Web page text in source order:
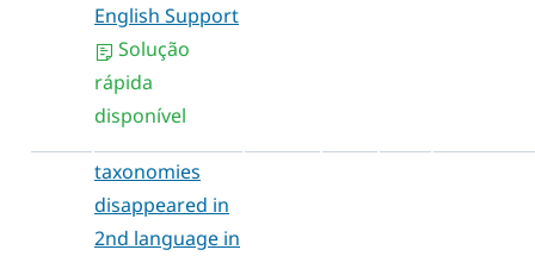
English Support
Solução
rápida
disponível
taxonomies
disappeared in
2nd language in